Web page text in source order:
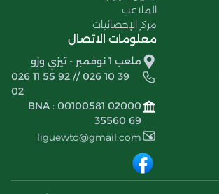
الملاعب
مركز الإحصائيات
معلومات الاتصال
ملعب 1 نوفمبر - تيزي وزو
026 11 55 92 // 026 10 39
02
BNA : 00100581 02000
35560 69
liguewto@gmail.com